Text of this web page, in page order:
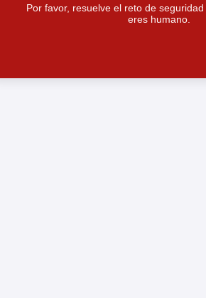
Por favor, resuelve el reto de
eres humano.